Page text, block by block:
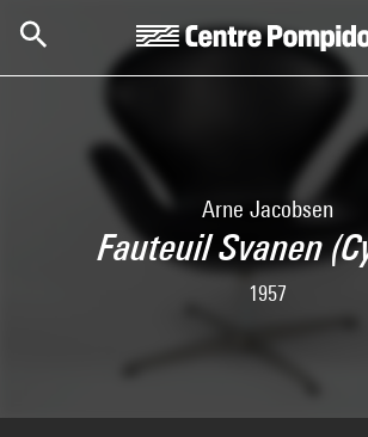
Arne Jacobsen
Fauteuil Svanen
1957